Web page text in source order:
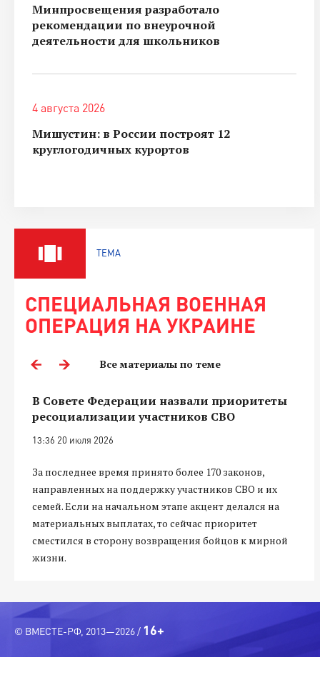
Минпросвещения разработало
рекомендации по внеурочной
деятельности для школьников
4 августа 2026
Мишустин: в России построят 12
круглогодичных курортов
ТЕМА
СПЕЦИАЛЬНАЯ ВОЕННАЯ
ОПЕРАЦИЯ НА УКРАИНЕ
Все материалы по теме
В Совете Федерации назвали приоритеты
ресоциализации участников СВО
13:36 20 июля 2026
За последнее время принято более 170 законов,
направленных на поддержку участников СВО и их
семей. Если на начальном этапе акцент делался на
материальных выплатах, то сейчас приоритет
сместился в сторону возвращения бойцов к мирной
жизни.
© ВМЕСТЕ-РФ, 2013—2026 / 16+